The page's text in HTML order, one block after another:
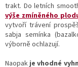
trakt. Do letních
výše zmíněného
vytvoří trávení
sabja semínka
výborně ochlazují.
Naopak je vhodné